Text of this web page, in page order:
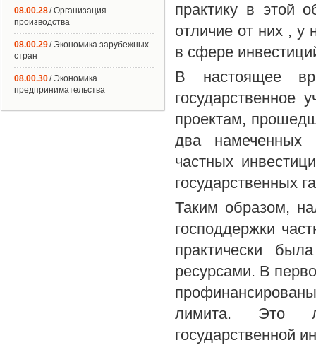
практику в этой
отличие от них ,
в сфере
В настоящее
государственное
проектам,
два намеченных
частных
государственных
Таким образом,
господдержки
практически
ресурсами. В
лимита. Это
государственной
08.00.28/ Организация
производства
08.00.29/ Экономика зарубежных
стран
08.00.30/ Экономика
предпринимательства